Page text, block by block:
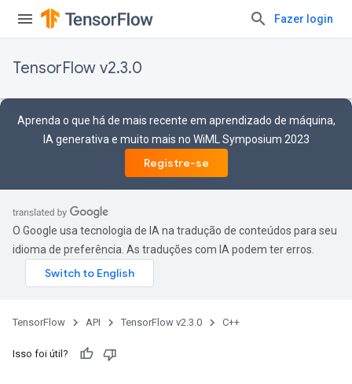
Fazer login
TensorFlow v2.3.0
Aprenda o que há de mais recente em aprendizado de máquina,
IA generativa e muito mais no WiML Symposium 2023
Registre-se
O Google usa tecnologia de IA na tradução de conteúdos para seu
idioma de preferência. As traduções com IA podem ter erros.
TensorFlow API TensorFlow v2.3.0 C++
Isso foi útil?